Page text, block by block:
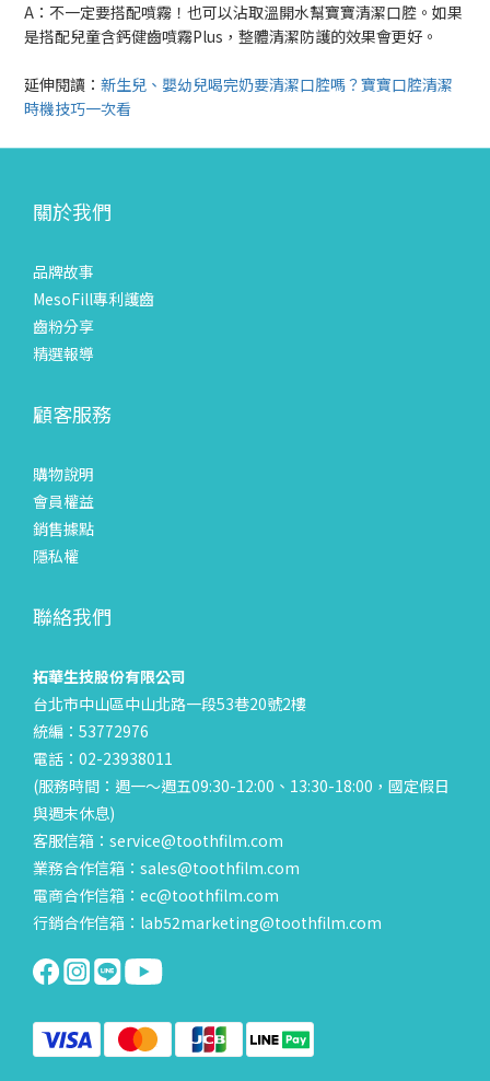
A：不一定要搭配噴霧！也可以沾取溫開水幫寶寶清潔口腔。如果
是搭配兒童含鈣健齒噴霧Plus，整體清潔防護的效果會更好。
延伸閱讀： 新生兒、嬰幼兒喝完奶要清潔口腔嗎？寶寶口腔清潔
時機技巧一次看
關於我們
品牌故事
MesoFill專利護齒
齒粉分享
精選報導
顧客服務
購物說明
會員權益
銷售據點
隱私權
聯絡我們
拓華生技股份有限公司
台北市中山區中山北路一段53巷20號2樓
統編：53772976
電話：02-23938011
(服務時間：週一～週五09:30-12:00、13:30-18:00，國定假日
與週末休息)
客服信箱：service@toothfilm.com
業務合作信箱：sales@toothfilm.com
電商合作信箱：ec@toothfilm.com
行銷合作信箱：lab52marketing@toothfilm.com